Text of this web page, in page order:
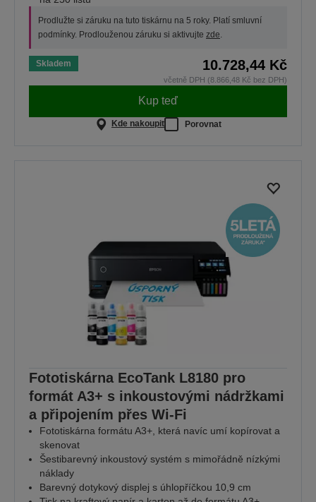
Prodlužte si záruku na tuto tiskárnu na 5 roky. Platí smluvní
podmínky. Prodlouženou záruku si aktivujte zde
Skladem 10.728,44 Kč
včetně DPH (8.866,48 Kč bez DPH)
Kup teď
Kde nakoupit Porovnat
Fototiskárna EcoTank L8180 pro
formát A3+ s inkoustovými nádržkami
a připojením přes Wi-Fi
Fototiskárna formátu A3+, která navíc umí kopírovat a
skenovat
Šestibarevný inkoustový systém s mimořádně nízkými
náklady
Barevný dotykový displej s úhlopříčkou 10,9 cm